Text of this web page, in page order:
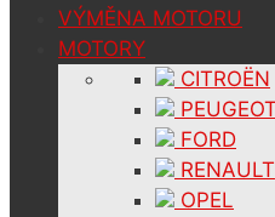
VÝMĚNA MOTORU
MOTORY
CITROËN
PEUGEOT
FORD
RENAULT
OPEL